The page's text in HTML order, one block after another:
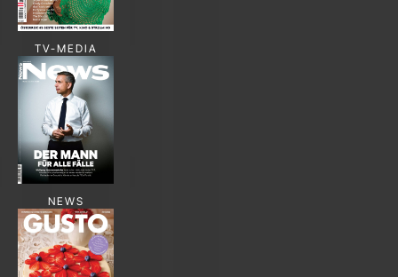
TV-MEDIA
NEWS